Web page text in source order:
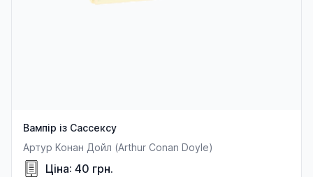
Вампір із Сассексу
Артур Конан Дойл (Arthur Conan Doyle)
Ціна: 40 грн.